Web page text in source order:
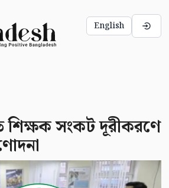
English
শিক্ষক সংকট দূরীকরণে